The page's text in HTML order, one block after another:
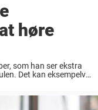
høre
som han ser ekstra
Det kan eksempelvis